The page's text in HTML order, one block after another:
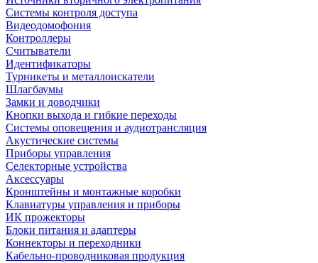
Системы контроля доступа
Видеодомофония
Контроллеры
Считыватели
Идентификаторы
Турникеты и металлоискатели
Шлагбаумы
Замки и доводчики
Кнопки выхода и гибкие переходы
Системы оповещения и аудиотрансляция
Акустические системы
Приборы управления
Селекторные устройства
Аксессуары
Кронштейны и монтажные коробки
Клавиатуры управления и приборы
ИК прожекторы
Блоки питания и адаптеры
Коннекторы и переходники
Кабельно-проводниковая продукция